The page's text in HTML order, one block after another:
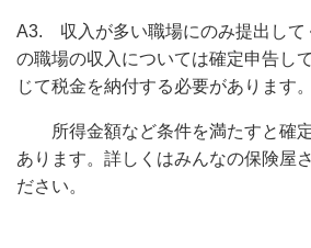
A3. 収入が多い職場にのみ提出して
の職場の収入については確定申告し
じて税金を納付する必要があります。
所得金額など条件を満たすと確
あります。詳しくはみんなの保険屋
ださい。